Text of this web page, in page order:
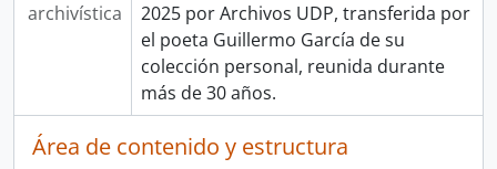
archivística
2025 por Archivos UDP, transferida por
el poeta Guillermo García de su
colección personal, reunida durante
más de 30 años.
Área de contenido y estructura